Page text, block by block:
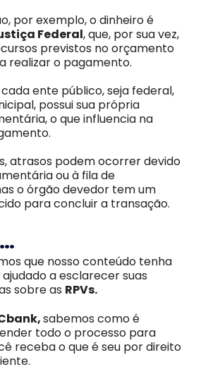
por exemplo, o dinheiro é
Federal, que, por sua vez,
previstos no orçamento
realizar o pagamento.
ente público, seja federal,
possui sua própria
o que influencia na
atrasos podem ocorrer devido
ou à fila de
o órgão devedor tem um
para concluir a transação.
que nosso conteúdo tenha
a esclarecer suas
sobre as RPVs.
sabemos como é
todo o processo para
receba o que é seu por direito